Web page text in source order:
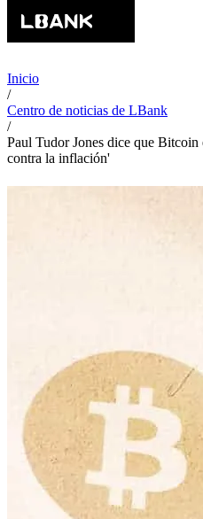
Inicio
/
Centro de noticias de LBank
/
Paul Tudor Jones dice que
contra la inflación'